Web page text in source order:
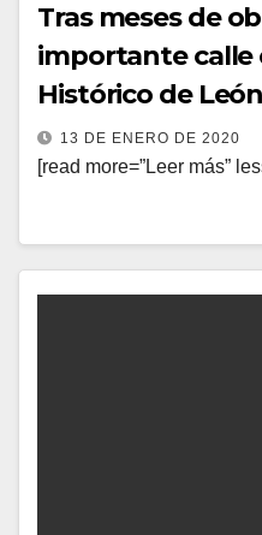
Tras meses de
importante calle
Histórico de León
13 DE ENERO DE 2020
[read more=”Leer más”